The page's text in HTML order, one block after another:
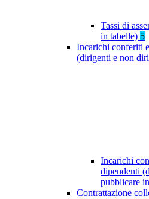
Tassi di
in tabelle) 5
Incarichi conferiti
(dirigenti e non
Incarichi
dipendenti
pubblicare
Contrattazione